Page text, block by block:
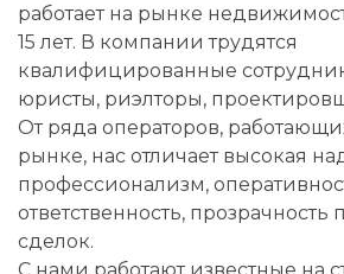
работает на рынке
15 лет. В компании трудятся
квалифицированные
юристы, риэлторы,
От ряда операторов,
рынке, нас отличает высокая
профессионализм,
ответственность,
сделок.